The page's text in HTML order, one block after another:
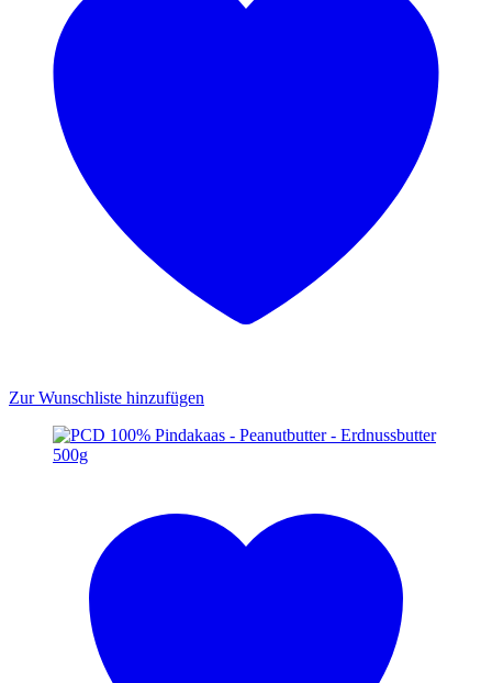
Zur Wunschliste hinzufügen